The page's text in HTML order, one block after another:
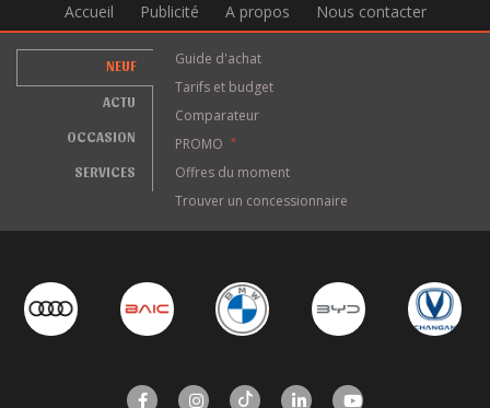
Accueil Publicité A propos Nous contacter
NEUF
ACTU
OCCASION
SERVICES
Guide d'achat
Tarifs et budget
Comparateur
PROMO
*
Offres du moment
Trouver un concessionnaire